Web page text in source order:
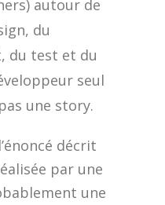
autour de
du
du test et du
seul
une story.
décrit
par une
une